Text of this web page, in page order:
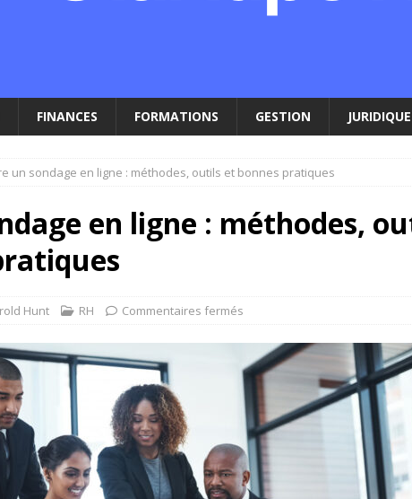
FINANCES FORMATIONS GESTION JURIDIQUE
un sondage en ligne : méthodes, outils et bonnes pratiques
en ligne : méthodes,
Hunt RH Commentaires fermés